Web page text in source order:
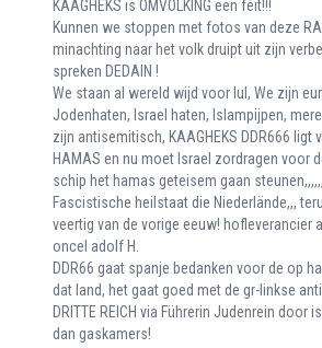
KAAGHEKS is OMVOLKING een feit!!!
Kunnen we stoppen met fotos van deze
minachting naar het volk druipt uit zijn
spreken DEDAIN !
We staan al wereld wijd voor lul, We zijn
Jodenhaten, Israel haten, Islampijpen,
zijn antisemitisch, KAAGHEKS DDR666
HAMAS en nu moet Israel zordragen voor
schip het hamas geteisem gaan steunen,,,,,,
Fascistische heilstaat die Niederlände,,,
veertig van de vorige eeuw! hofleverancier
oncel adolf H.
DDR66 gaat spanje bedanken voor de op
dat land, het gaat goed met de gr-linkse
DRITTE REICH via Führerin Judenrein door
dan gaskamers!